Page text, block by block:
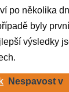
po několika
byly
výsledky
Nespavost v